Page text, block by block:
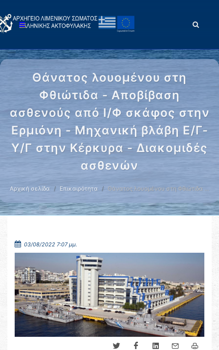
Θάνατος λουομένου στη
Φθιώτιδα - Αποβίβαση
ασθενούς από Ι/Φ σκάφος στην
Ερμιόνη - Μηχανική βλάβη Ε/Γ-
Υ/Γ στην Κέρκυρα - Διακομιδές
ασθενών
Αρχική σελίδα Επικαιρότητα Θάνατος λουομένου στη Φθιώτιδα …
03/08/2022 7:07 μμ.